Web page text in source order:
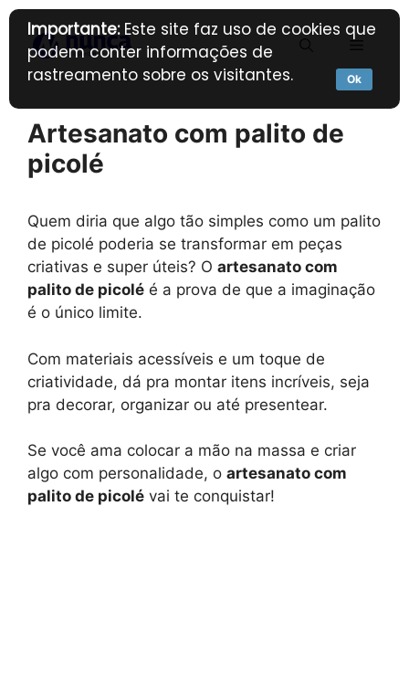
Pular
para
conteúdo
Artesanato com palito de
picolé
Quem diria que algo tão simples como um palito
de picolé poderia se transformar em peças
criativas e super úteis? O artesanato com
palito de picolé é a prova de que a imaginação
é o único limite.
Com materiais acessíveis e um toque de
criatividade, dá pra montar itens incríveis, seja
pra decorar, organizar ou até presentear.
Se você ama colocar a mão na massa e criar
algo com personalidade, o artesanato com
palito de picolé vai te conquistar!
Importante:Este site faz uso de cookies que
podem conter informações de
rastreamento sobre os visitantes.
Ok